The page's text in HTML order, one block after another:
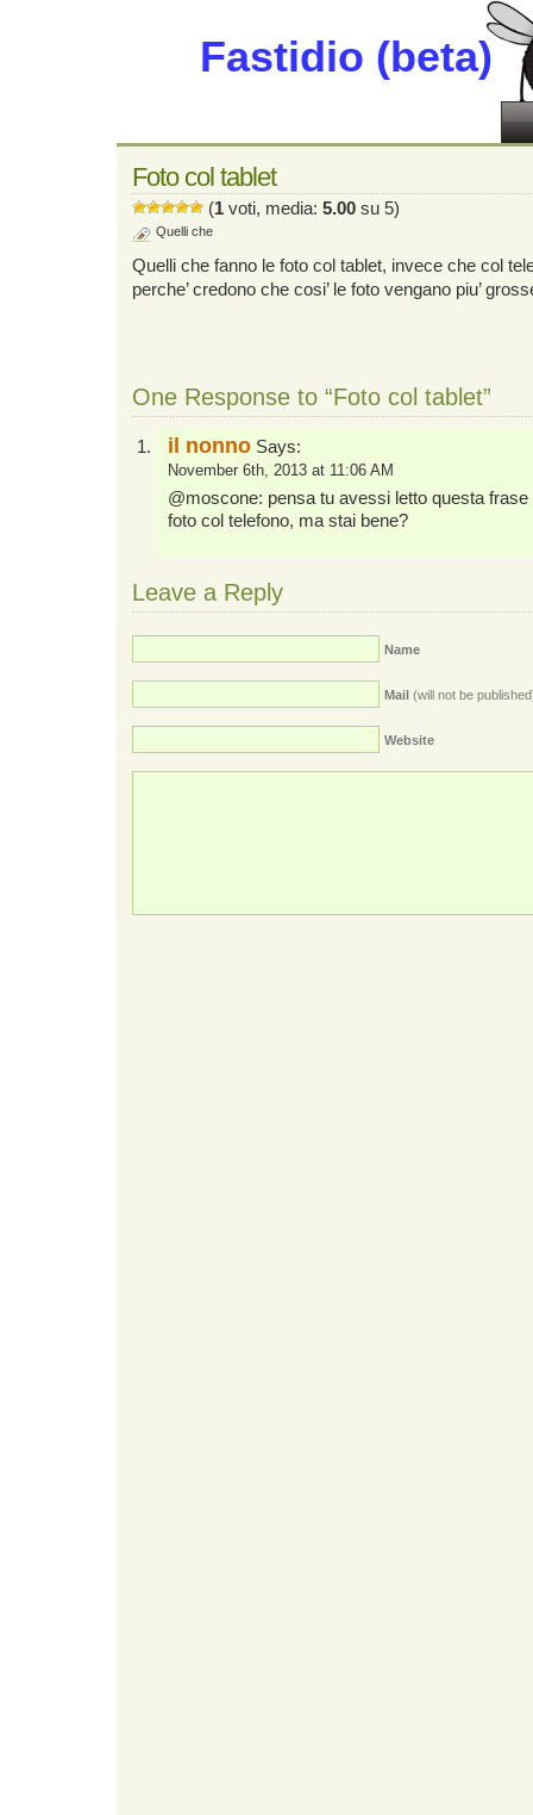
Fastidio (beta)
Foto col tablet
(1 voti, media: 5.00 su 5)
Quelli che
Quelli che fanno le foto col tablet, invece che col
perche’ credono che cosi’ le foto vengano piu’
One Response to “Foto col tablet”
il nonno Says:
November 6th, 2013 at 11:06 AM
@moscone: pensa tu avessi letto questa
foto col telefono, ma stai bene?
Leave a Reply
Name
Mail (will not be
Website